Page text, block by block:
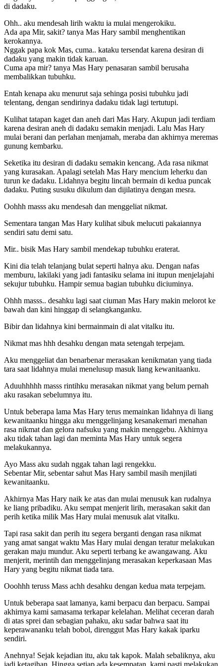
di dadaku.
Ohh.. aku mendesah lirih waktu ia mulai mengerokiku.
Ada apa Mir, sakit? tanya Mas Hary sambil menghentikan
kerokannya.
Nggak papa kok Mas, cuma.. kataku tersendat karena desiran di
dadaku yang makin tidak karuan.
Cuma apa mir? tanya Mas Hary penasaran sambil berusaha
membalikkan tubuhku.
Entah kenapa aku menurut saja sehinga posisi tubuhku jadi
telentang, dengan sendirinya dadaku tidak lagi tertutupi.
Kulihat tatapan kaget dan aneh dari Mas Hary. Akupun jadi terdiam
karena desiran aneh di dadaku semakin menjadi. Lalu Mas Hary
mulai berani dan perlahan menjamah, meraba dan akhirnya meremas
gunung kembarku.
Seketika itu desiran di dadaku semakin kencang. Ada rasa nikmat
yang kurasakan. Apalagi setelah Mas Hary mencium leherku dan
turun ke dadaku. Lidahnya begitu lincah bermain di kedua puncak
dadaku. Puting susuku dikulum dan dijilatinya dengan mesra.
Oohhh masss aku mendesah dan menggeliat nikmat.
Sementara tangan Mas Hary kulihat sibuk melucuti pakaiannya
sendiri satu demi satu.
Mir.. bisik Mas Hary sambil mendekap tubuhku eraterat.
Kini dia telah telanjang bulat seperti halnya aku. Dengan nafas
memburu, lakilaki yang jadi fantasiku selama ini itupun menjelajahi
sekujur tubuhku. Hampir semua bagian tubuhku diciuminya.
Ohhh masss.. desahku lagi saat ciuman Mas Hary makin melorot ke
bawah dan kini hinggap di selangkanganku.
Bibir dan lidahnya kini bermainmain di alat vitalku itu.
Nikmat mas hhh desahku dengan mata setengah terpejam.
Aku menggeliat dan benarbenar merasakan kenikmatan yang tiada
tara saat lidahnya mulai menelusup masuk liang kewanitaanku.
Aduuhhhhh masss rintihku merasakan nikmat yang belum pernah
aku rasakan sebelumnya itu.
Untuk beberapa lama Mas Hary terus memainkan lidahnya di liang
kewanitaanku hingga aku menggelinjang kesanakemari menahan
rasa nikmat dan gelora nafsuku yang makin menggebu. Akhirnya
aku tidak tahan lagi dan meminta Mas Hary untuk segera
melakukannya.
Ayo Mass aku sudah nggak tahan lagi rengekku.
Sebentar Mir, sebentar sahut Mas Hary sambil masih menjilati
kewanitaanku.
Akhirnya Mas Hary naik ke atas dan mulai menusuk kan rudalnya
ke liang pribadiku. Aku sempat menjerit lirih, merasakan sakit dan
perih ketika milik Mas Hary mulai menusuk alat vitalku.
Tapi rasa sakit dan perih itu segera berganti dengan rasa nikmat
yang amat sangat waktu Mas Hary mulai dengan teratur melakukan
gerakan maju mundur. Aku seperti terbang ke awangawang. Aku
menjerit, merintih dan menggelinjang merasakan keperkasaan Mas
Hary yang begitu nikmat tiada tara.
Ooohhh teruss Mass achh desahku dengan kedua mata terpejam.
Untuk beberapa saat lamanya, kami berpacu dan berpacu. Sampai
akhirnya kami samasama terkapar kelelahan. Melihat ceceran darah
di atas sprei dan sebagian pahaku, aku sadar bahwa saat itu
keperawananku telah bobol, direnggut Mas Hary kakak iparku
sendiri.
Anehnya! Sejak kejadian itu, aku tak kapok. Malah sebaliknya, aku
jadi ketagihan. Hingga setiap ada kesempatan, kami pasti melakukan